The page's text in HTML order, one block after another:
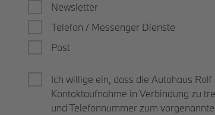
Newsletter
Telefon / Messenger Dienste
Post
Ich willige ein, dass die Autohaus
Kontaktaufnahme in Verbindung zu
und Telefonnummer zum